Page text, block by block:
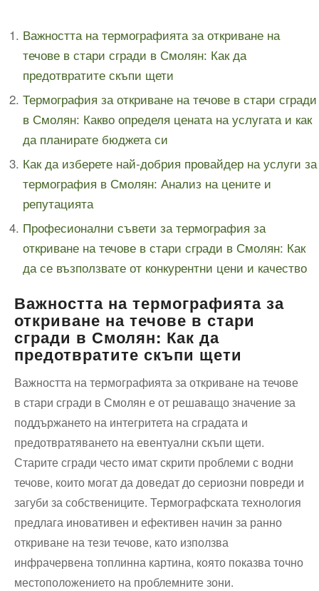
Важността на термографията за откриване на
течове в стари сгради в Смолян: Как да
предотвратите скъпи щети
Термография за откриване на течове в стари сгради
в Смолян: Какво определя цената на услугата и как
да планирате бюджета си
Как да изберете най-добрия провайдер на услуги за
термография в Смолян: Анализ на цените и
репутацията
Професионални съвети за термография за
откриване на течове в стари сгради в Смолян: Как
да се възползвате от конкурентни цени и качество
Важността на термографията за
откриване на течове в стари
сгради в Смолян: Как да
предотвратите скъпи щети
Важността на термографията за откриване на течове
в стари сгради в Смолян е от решаващо значение за
поддържането на интегритета на сградата и
предотвратяването на евентуални скъпи щети.
Старите сгради често имат скрити проблеми с водни
течове, които могат да доведат до сериозни повреди и
загуби за собствениците. Термографската технология
предлага иновативен и ефективен начин за ранно
откриване на тези течове, като използва
инфрачервена топлинна картина, която показва точно
местоположението на проблемните зони.